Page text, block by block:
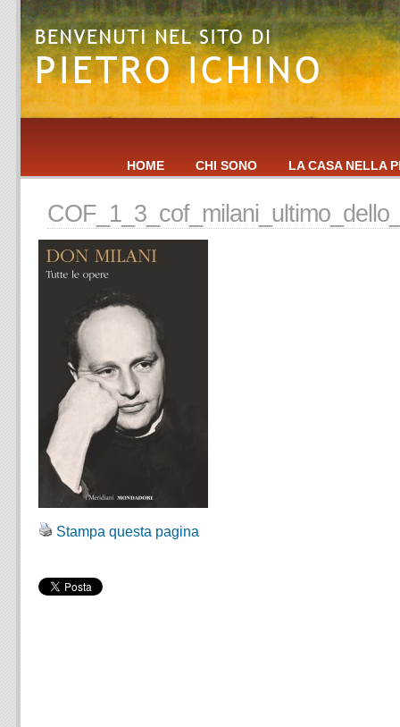
HOME CHI SONO LA CASA NELLA
Stampa questa pagina